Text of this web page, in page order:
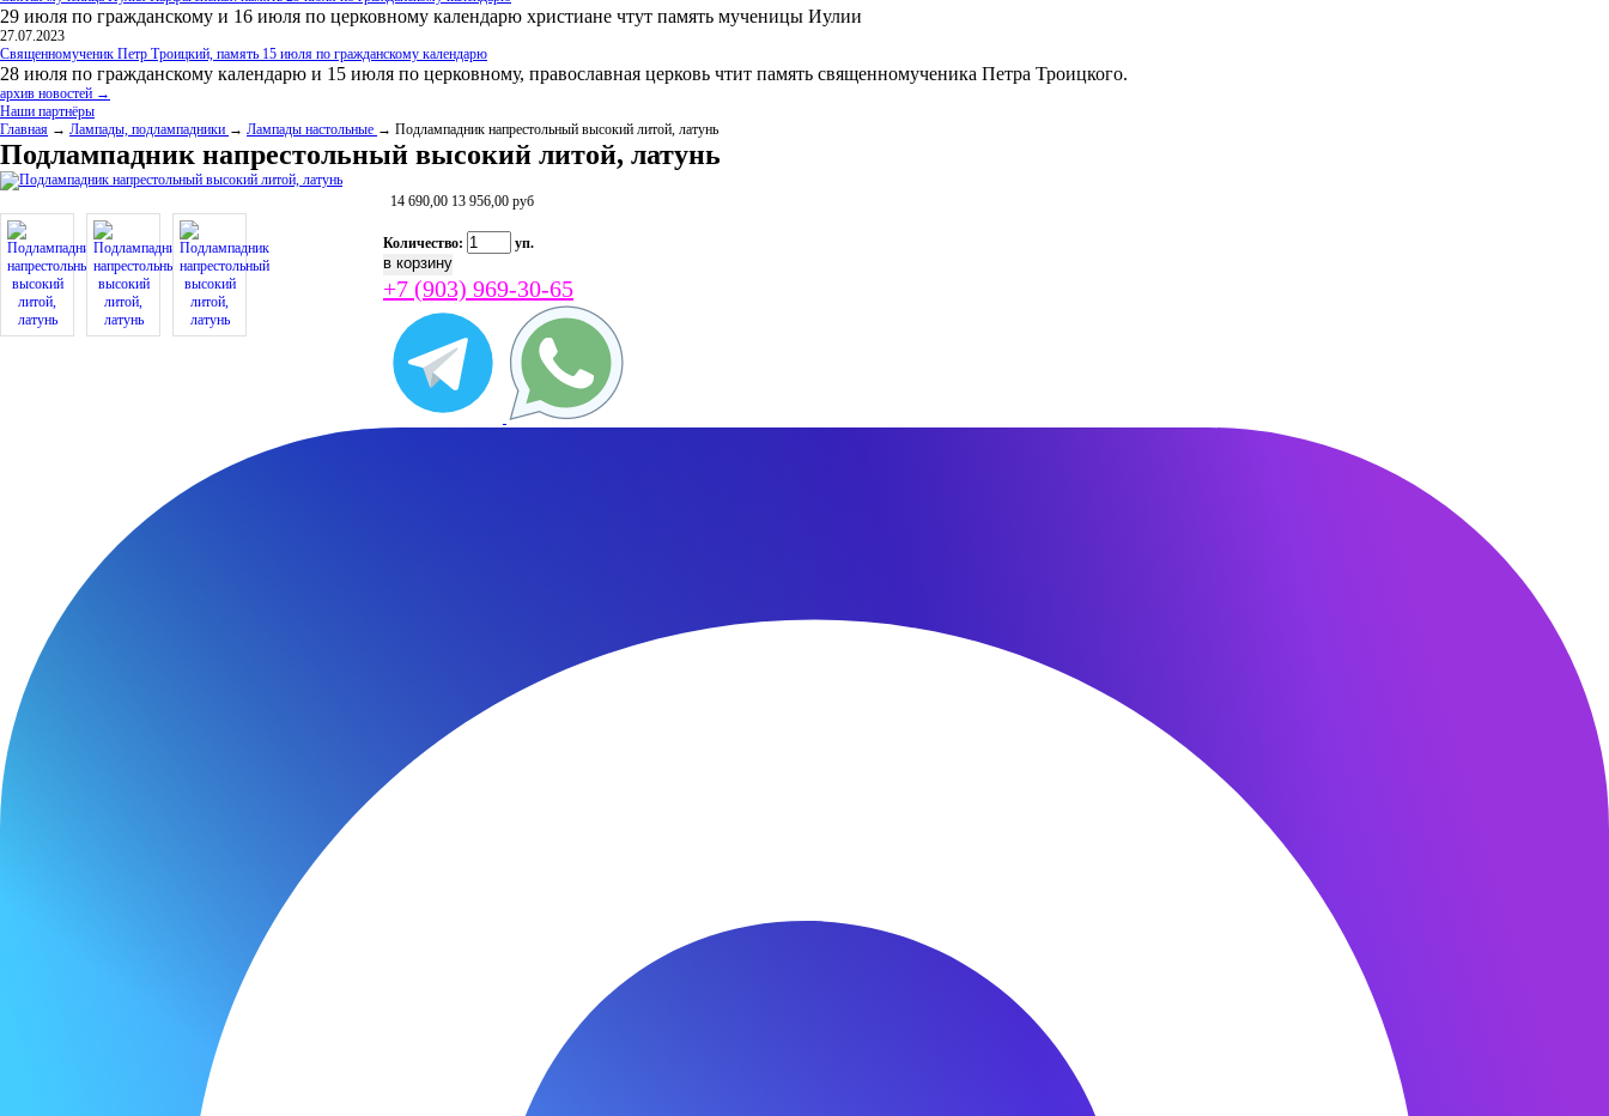
29 июля по гражданскому и 16 июля по церковному календарю христиане чтут память мученицы Иулии
27.07.2023
Священномученик Петр Троицкий, память 15 июля по гражданскому календарю
28 июля по гражданскому календарю и 15 июля по церковному, православная церковь чтит память священномученика Петра Троицкого.
архив новостей →
Наши партнёры
Главная → Лампады, подлампадники → Лампады настольные → Подлампадник напрестольный высокий литой, латунь
Подлампадник напрестольный высокий литой, латунь
14 690,00 13 956,00 руб
Количество: уп.
+7 (903) 969-30-65